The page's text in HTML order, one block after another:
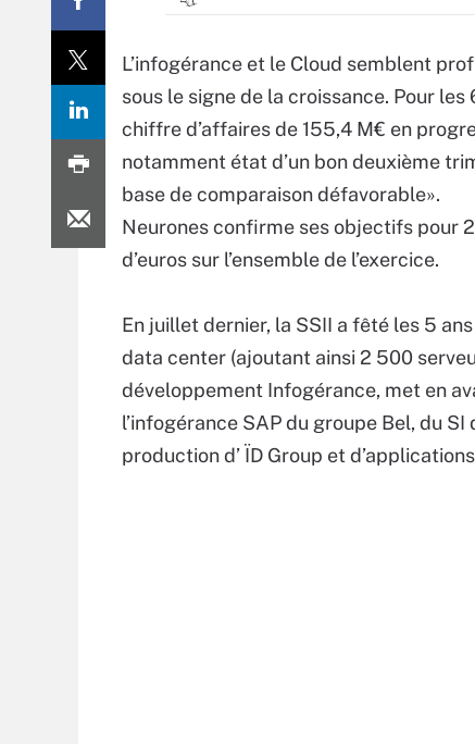
L’infogérance et le Cloud semblent
sous le signe de la croissance. Pour
chiffre d’affaires de 155,4 M€ en
notamment état d’un bon deuxième
base de comparaison défavorable».
Neurones confirme ses objectifs pour
d’euros sur l’ensemble de l’exercice.
En juillet dernier, la SSII a fêté les 5
data center (ajoutant ainsi 2 500
développement Infogérance, met en
l’infogérance SAP du groupe Bel, du
production d’ ÏD Group et